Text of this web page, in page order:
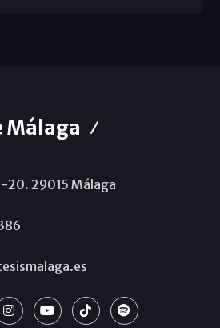
Málaga
20. 29015 Málaga